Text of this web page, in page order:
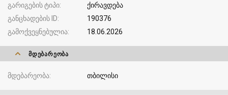
გარიგების ტიპი
ქირავდება
განცხადების ID
190376
გამოქვეყნებულია
18.06.2026
ᲛᲓᲔᲑᲐᲠᲔᲝᲑᲐ
მდებარეობა თბილისი